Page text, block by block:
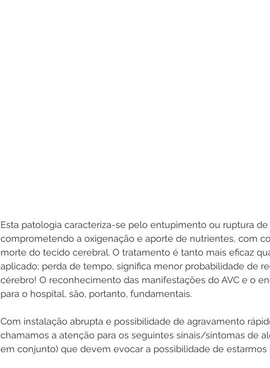
Esta patologia caracteriza-se pelo entupimento ou ruptura
comprometendo a oxigenação e aporte de nutrientes, com
morte do tecido cerebral. O tratamento é tanto mais eficaz
aplicado; perda de tempo, significa menor probabilidade de
cérebro! O reconhecimento das manifestações do AVC e o
para o hospital, são, portanto, fundamentais.
Com instalação abrupta e possibilidade de agravamento
chamamos a atenção para os seguintes sinais/sintomas de
em conjunto) que devem evocar a possibilidade de estarmos